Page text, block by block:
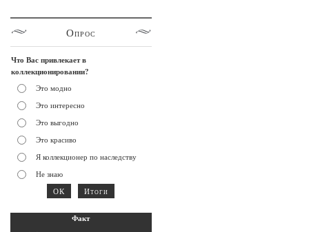
Опрос
Что Вас привлекает в
коллекционировании?
Это модно
Это интересно
Это выгодно
Это красиво
Я коллекционер по наследству
Не знаю
Факт